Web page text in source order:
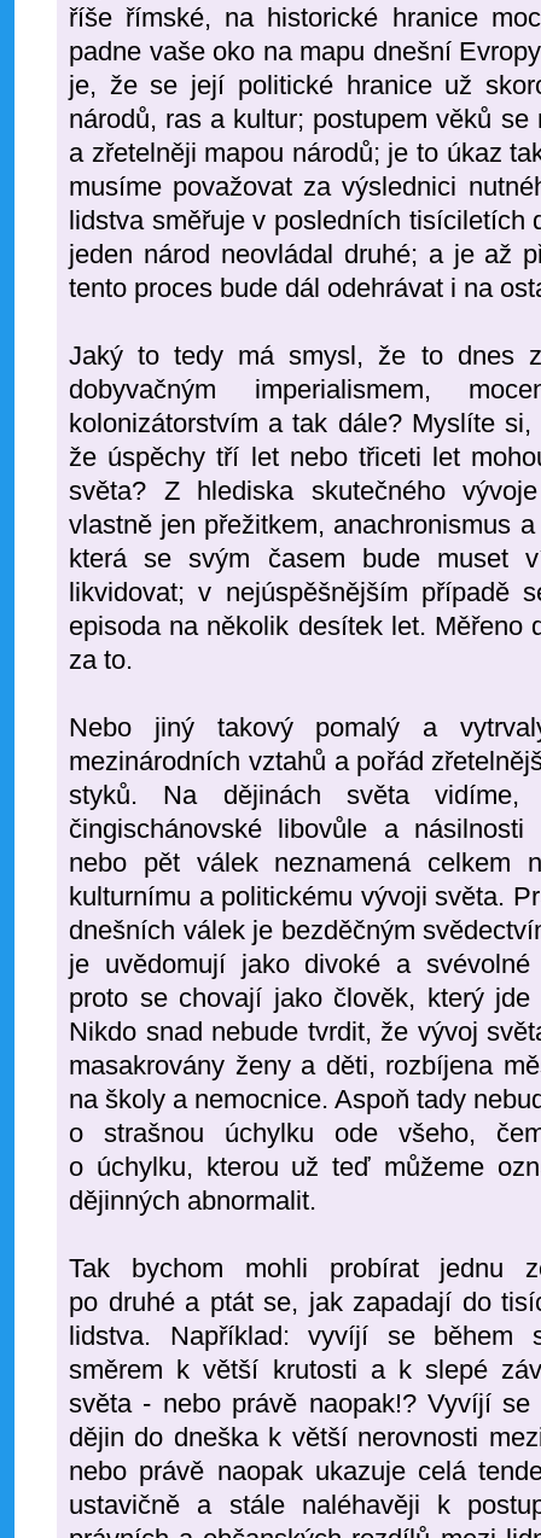
říše římské, na historické hranice
padne vaše oko na mapu dnešní
je, že se její politické hranice už
národů, ras a kultur; postupem věků
a zřetelněji mapou národů; je to úkaz
musíme považovat za výslednici
lidstva směřuje v posledních tisíciletích
jeden národ neovládal druhé; a je až
tento proces bude dál odehrávat i na
Jaký to tedy má smysl, že to dnes
dobyvačným imperialismem,
kolonizátorstvím a tak dále? Myslíte
že úspěchy tří let nebo třiceti let
světa? Z hlediska skutečného
vlastně jen přežitkem, anachronismus
která se svým časem bude muset
likvidovat; v nejúspěšnějším případě
episoda na několik desítek let. Měřeno
za to.
Nebo jiný takový pomalý a
mezinárodních vztahů a pořád
styků. Na dějinách světa
čingischánovské libovůle a
nebo pět válek neznamená celkem
kulturnímu a politickému vývoji světa.
dnešních válek je bezděčným
je uvědomují jako divoké a svévolné
proto se chovají jako člověk, který
Nikdo snad nebude tvrdit, že vývoj
masakrovány ženy a děti, rozbíjena
na školy a nemocnice. Aspoň tady
o strašnou úchylku ode všeho,
o úchylku, kterou už teď můžeme
dějinných abnormalit.
Tak bychom mohli probírat jednu
po druhé a ptát se, jak zapadají do
lidstva. Například: vyvíjí se během
směrem k větší krutosti a k slepé
světa - nebo právě naopak!? Vyvíjí
dějin do dneška k větší nerovnosti
nebo právě naopak ukazuje celá
ustavičně a stále naléhavěji k